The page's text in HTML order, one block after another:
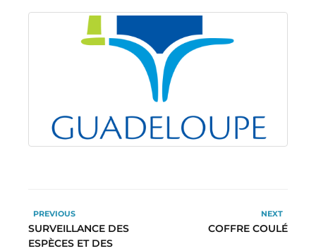
PREVIOUS
SURVEILLANCE DES
ESPÈCES ET DES
NEXT
COFFRE COULÉ